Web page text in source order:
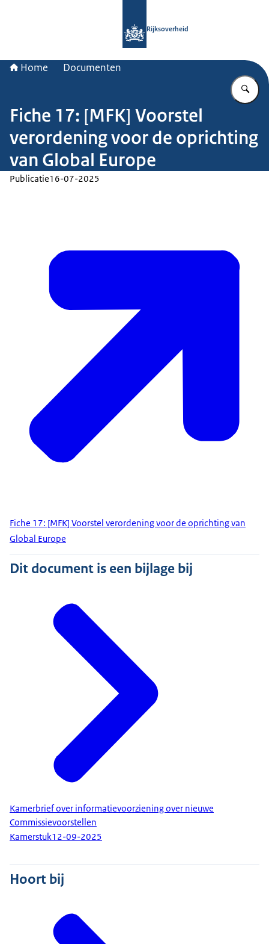
Rijksoverheid
Home Documenten
Fiche 17: [MFK] Voorstel
verordening voor de oprichting
van Global Europe
Publicatie16-07-2025
Fiche 17: [MFK] Voorstel verordening voor de oprichting van
Global Europe
Dit document is een bijlage bij
Kamerbrief over informatievoorziening over nieuwe
Commissievoorstellen
Kamerstuk12-09-2025
Hoort bij